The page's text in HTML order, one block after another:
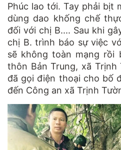
Phúc lao tới. Tay phải bịt
dùng dao khống chế
đối với chị B.... Sau khi
chị B. trình báo sự việc
sẽ không toàn mạng rồi
thôn Bản Trung, xã
đã gọi điện thoại cho bố
đến Công an xã Trịnh